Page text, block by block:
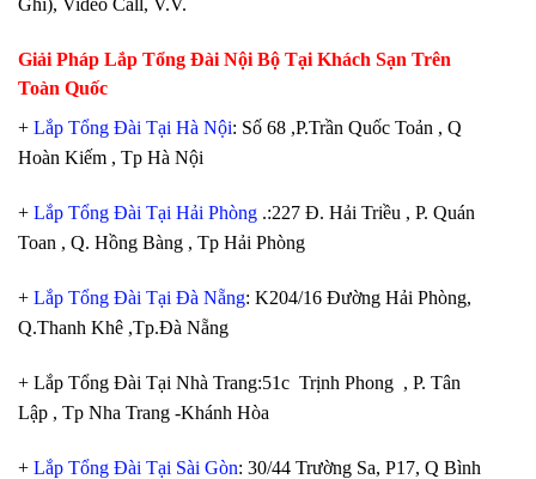
Ghi), Video Call, V.V.
Giải Pháp Lắp Tổng Đài Nội Bộ Tại Khách Sạn Trên
Toàn Quốc
+ Lắp Tổng Đài Tại Hà Nội: Số 68 ,P.Trần Quốc Toản , Q
Hoàn Kiếm , Tp Hà Nội
+ Lắp Tổng Đài Tại Hải Phòng .:227 Đ. Hải Triều , P. Quán
Toan , Q. Hồng Bàng , Tp Hải Phòng
+ Lắp Tổng Đài Tại Đà Nẵng: K204/16 Đường Hải Phòng,
Q.Thanh Khê ,Tp.Đà Nẵng
+ Lắp Tổng Đài Tại Nhà Trang:51c Trịnh Phong , P. Tân
Lập , Tp Nha Trang -Khánh Hòa
+ Lắp Tổng Đài Tại Sài Gòn: 30/44 Trường Sa, P17, Q Bình